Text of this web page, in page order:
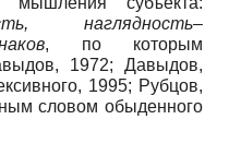
наглядность–
, по которым
1972; Давыдов,
1995; Рубцов,
словом обыденного